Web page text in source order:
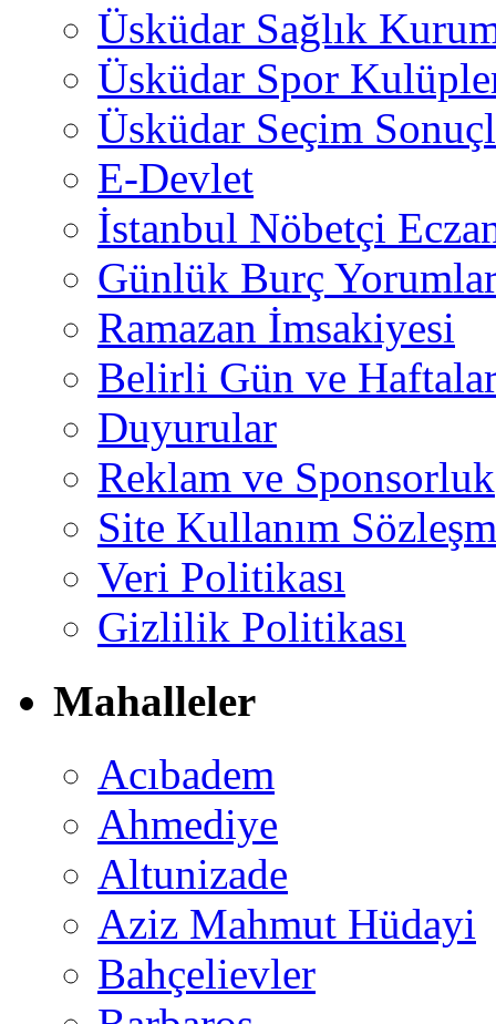
Üsküdar Sağlık
Üsküdar Spor
Üsküdar Seçim
E-Devlet
İstanbul Nöbetçi
Günlük Burç
Ramazan İmsakiyesi
Belirli Gün ve
Duyurular
Reklam ve Sponsorluk
Site Kullanım
Veri Politikası
Gizlilik Politikası
Mahalleler
Acıbadem
Ahmediye
Altunizade
Aziz Mahmut Hüdayi
Bahçelievler